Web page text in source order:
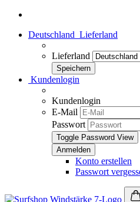
Deutschland Lieferland
Lieferland
Kundenlogin
Kundenlogin
E-Mail
Passwort
Toggle Password View
Konto erstellen
Passwort